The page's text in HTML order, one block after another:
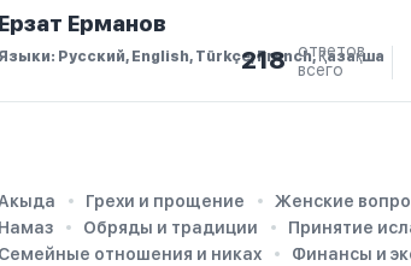
Ерзат Ерманов
Языки: Русский, English, Türkçe, French, Қазақша
218
ответов
всего
Грехи и прощение Женские
Намаз
Обряды и традиции Принятие
Семейные отношения и никах
Финансы и